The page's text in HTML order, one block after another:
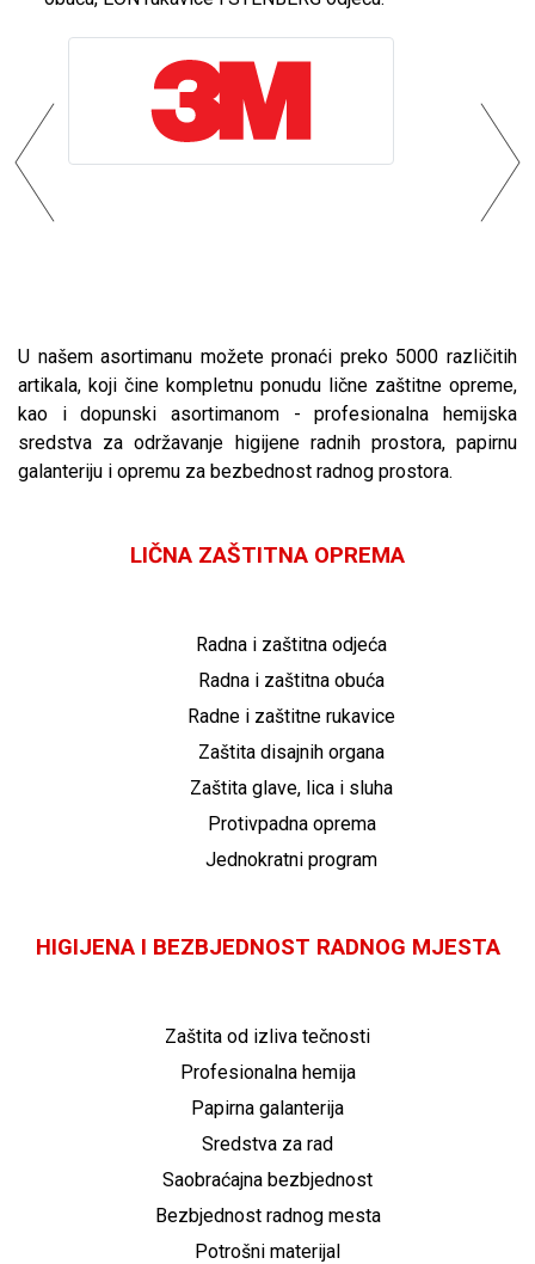
U našem asortimanu možete pronaći preko 5000 različitih
artikala, koji čine kompletnu ponudu lične zaštitne opreme,
kao i dopunski asortimanom - profesionalna hemijska
sredstva za održavanje higijene radnih prostora, papirnu
galanteriju i opremu za bezbednost radnog prostora.
LIČNA ZAŠTITNA OPREMA
Radna i zaštitna odjeća
Radna i zaštitna obuća
Radne i zaštitne rukavice
Zaštita disajnih organa
Zaštita glave, lica i sluha
Protivpadna oprema
Jednokratni program
HIGIJENA I BEZBJEDNOST RADNOG MJESTA
Zaštita od izliva tečnosti
Profesionalna hemija
Papirna galanterija
Sredstva za rad
Saobraćajna bezbjednost
Bezbjednost radnog mesta
Potrošni materijal